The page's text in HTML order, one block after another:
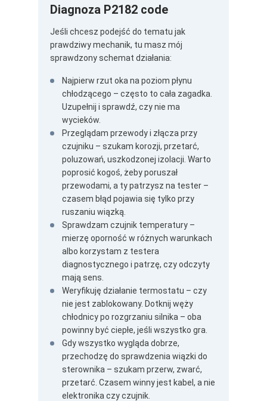
Diagnoza P2182 code
Jeśli chcesz podejść do tematu jak
prawdziwy mechanik, tu masz mój
sprawdzony schemat działania:
Najpierw rzut oka na poziom płynu
chłodzącego – często to cała zagadka.
Uzupełnij i sprawdź, czy nie ma
wycieków.
Przeglądam przewody i złącza przy
czujniku – szukam korozji, przetarć,
poluzowań, uszkodzonej izolacji. Warto
poprosić kogoś, żeby poruszał
przewodami, a ty patrzysz na tester –
czasem błąd pojawia się tylko przy
ruszaniu wiązką.
Sprawdzam czujnik temperatury –
mierzę oporność w różnych warunkach
albo korzystam z testera
diagnostycznego i patrzę, czy odczyty
mają sens.
Weryfikuję działanie termostatu – czy
nie jest zablokowany. Dotknij węży
chłodnicy po rozgrzaniu silnika – oba
powinny być ciepłe, jeśli wszystko gra.
Gdy wszystko wygląda dobrze,
przechodzę do sprawdzenia wiązki do
sterownika – szukam przerw, zwarć,
przetarć. Czasem winny jest kabel, a nie
elektronika czy czujnik.